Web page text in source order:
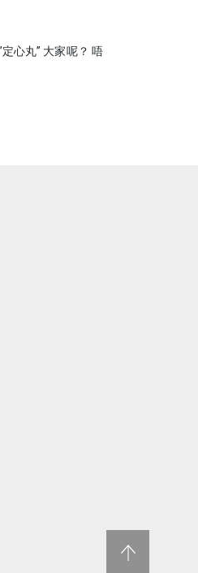
心丸” 大家呢？ 唔